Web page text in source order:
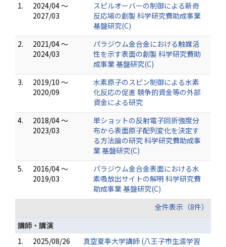
1.
2024/04 ～
2027/03
スピルオーバーの制御による新奇
反応場の創製 科学研究費助成事業
基盤研究(C)
2.
2021/04 ～
2024/03
パラジウム金合金における触媒活
性を示す表面の創製 科学研究費助
成事業 基盤研究(C)
3.
2019/10 ～
2020/09
水素原子のスピン制御による水素
化反応の促進 競争的資金等の外部
資金による研究
4.
2018/04 ～
2023/03
単ショットの反射電子回折強度分
布から表面原子配列変化を決定す
る方法論の研究 科学研究費助成事
業 基盤研究(C)
5.
2016/04 ～
2019/03
パラジウム金合金表面における水
素吸放出サイトの解明 科学研究費
助成事業 基盤研究(C)
全件表示（8件）
講師・講演
1.
2025/08/26
真空夏季大学講師 (八王子市生涯学習